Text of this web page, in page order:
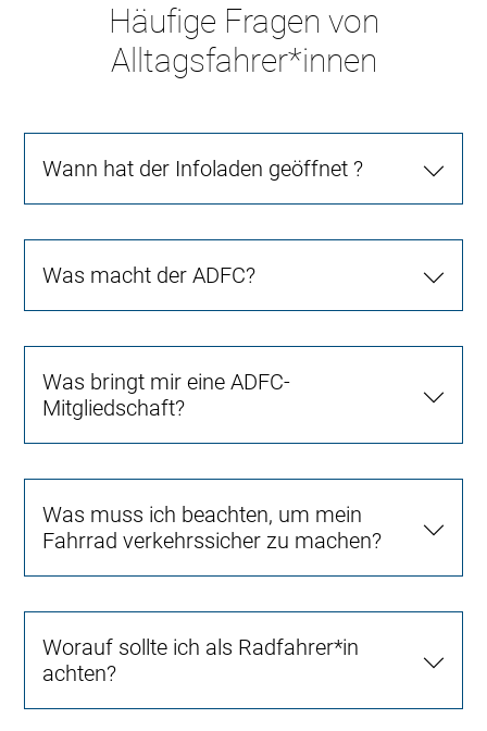
Häufige Fragen von
Alltagsfahrer*innen
Wann hat der Infoladen geöffnet ?
Was macht der ADFC?
Was bringt mir eine ADFC-
Mitgliedschaft?
Was muss ich beachten, um mein
Fahrrad verkehrssicher zu machen?
Worauf sollte ich als Radfahrer*in
achten?